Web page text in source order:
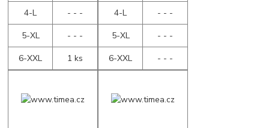
4-L
- - -
5-XL
- - -
6-XXL
1 ks
4-L
- - -
5-XL
- - -
6-XXL
- - -